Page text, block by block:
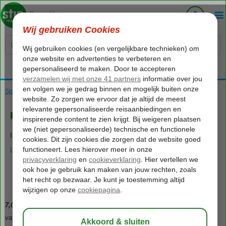
Voelt als thuiskomen...
Spanje Balearen Ibiza new destination
new destination
Informatie volgt zo snel mogelijk.
LEES MEER OVER NEW DESTINATION
Over new destination Kaart
7,0
va.
Goedkoopste prijs, 1 aanbiedingen